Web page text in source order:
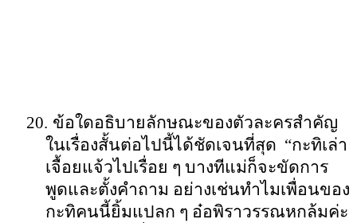
20. ข้อใดอธิบายลักษณะของตัวละครสำคัญ
ในเรื่องสั้นต่อไปนี้ได้ชัดเจนที่สุด “กะทิเล่า
เจื้อยแจ้วไปเรื่อย ๆ บางทีแม่ก็จะขัดการ
พูดและตั้งคำถาม อย่างเช่นทำไมเพื่อนของ
กะทิคนนี้ยิ้มแปลก ๆ อ๋อพิราวรรณหกล้มค่ะ